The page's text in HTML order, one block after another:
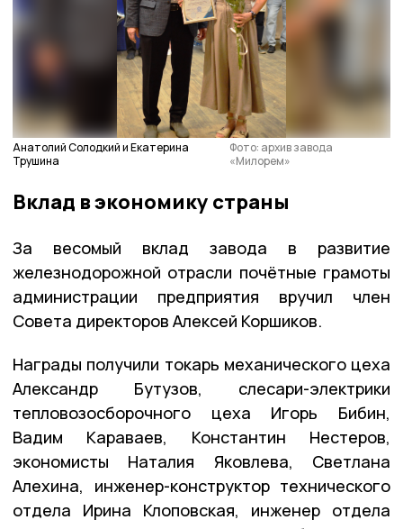
Анатолий Солодкий и Екатерина
Трушина
Фото: архив завода
«Милорем»
Вклад в экономику страны
За весомый вклад завода в развитие
железнодорожной отрасли почётные грамоты
администрации предприятия вручил член
Совета директоров Алексей Коршиков.
Награды получили токарь механического цеха
Александр Бутузов, слесари-электрики
тепловозосборочного цеха Игорь Бибин,
Вадим Караваев, Константин Нестеров,
экономисты Наталия Яковлева, Светлана
Алехина, инженер-конструктор технического
отдела Ирина Клоповская, инженер отдела